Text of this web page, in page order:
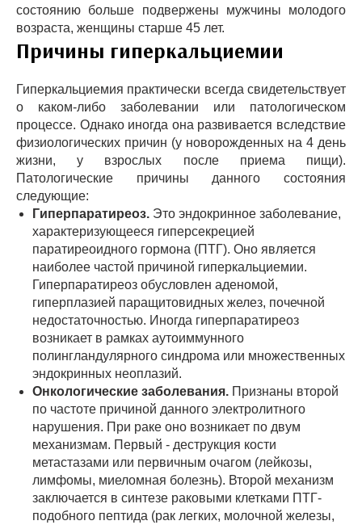
состоянию больше подвержены мужчины молодого
возраста, женщины старше 45 лет.
Причины гиперкальциемии
Гиперкальциемия практически всегда свидетельствует
о каком-либо заболевании или патологическом
процессе. Однако иногда она развивается вследствие
физиологических причин (у новорожденных на 4 день
жизни, у взрослых после приема пищи).
Патологические причины данного состояния
следующие:
Гиперпаратиреоз. Это эндокринное заболевание,
характеризующееся гиперсекрецией
паратиреоидного гормона (ПТГ). Оно является
наиболее частой причиной гиперкальциемии.
Гиперпаратиреоз обусловлен аденомой,
гиперплазией паращитовидных желез, почечной
недостаточностью. Иногда гиперпаратиреоз
возникает в рамках аутоиммунного
полингландулярного синдрома или множественных
эндокринных неоплазий.
Онкологические заболевания. Признаны второй
по частоте причиной данного электролитного
нарушения. При раке оно возникает по двум
механизмам. Первый - деструкция кости
метастазами или первичным очагом (лейкозы,
лимфомы, миеломная болезнь). Второй механизм
заключается в синтезе раковыми клетками ПТГ-
подобного пептида (рак легких, молочной железы,